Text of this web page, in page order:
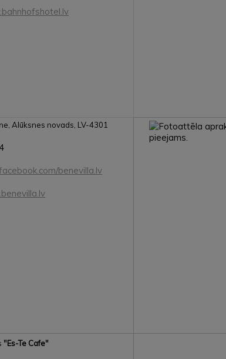
Alūksnes novads, LV-4301
benevilla.lv
"Es-Te Cafe"